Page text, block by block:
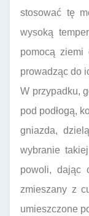
stosować tę
wysoką
pomocą ziemi
prowadząc do
W przypadku,
pod podłogą,
gniazda,
wybranie
powoli, dając
zmieszany z
umieszczone